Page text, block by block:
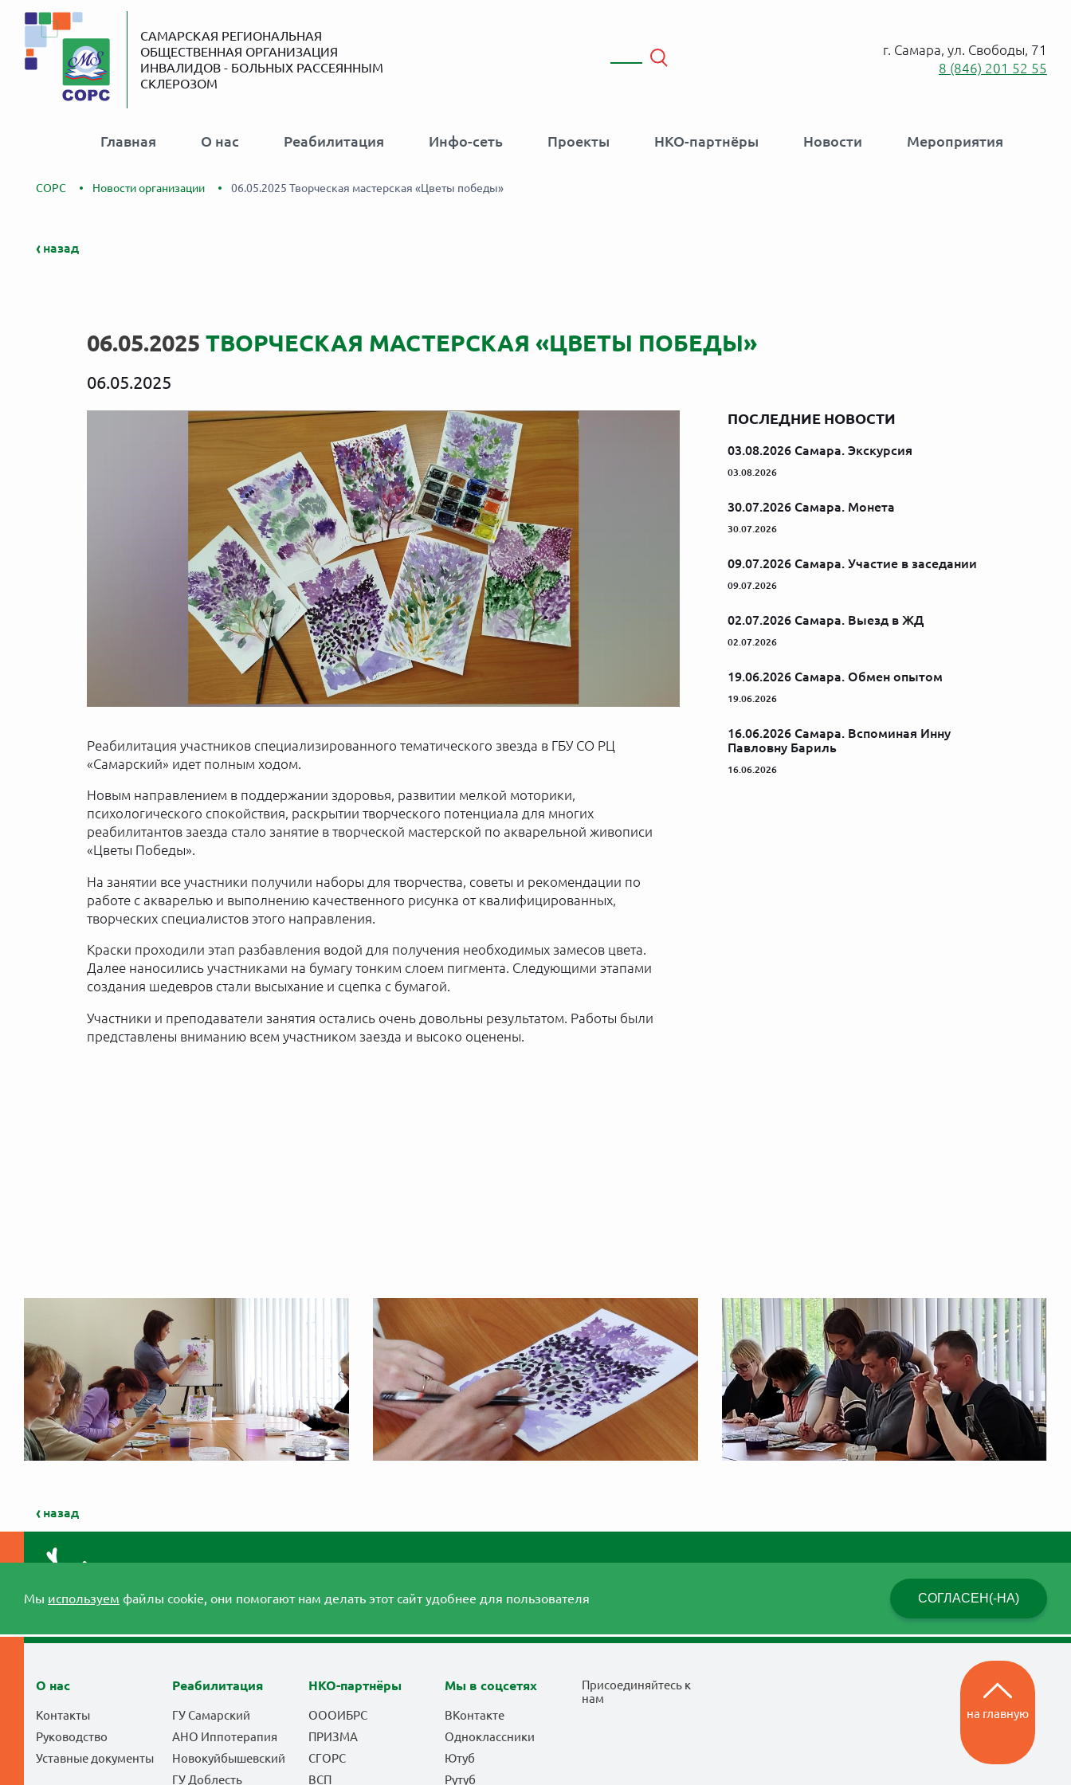
САМАРСКАЯ РЕГИОНАЛЬНАЯ
ОБЩЕСТВЕННАЯ ОРГАНИЗАЦИЯ
ИНВАЛИДОВ - БОЛЬНЫХ РАССЕЯННЫМ
СКЛЕРОЗОМ
г. Самара, ул. Свободы, 71
8 (846) 201 52 55
Главная О нас Реабилитация Инфо-сеть Проекты НКО-партнёры Новости Мероприятия
СОРС Новости организации 06.05.2025 Творческая мастерская «Цветы победы»
назад
06.05.2025 ТВОРЧЕСКАЯ МАСТЕРСКАЯ «ЦВЕТЫ ПОБЕДЫ»
06.05.2025
Реабилитация участников специализированного тематического звезда в ГБУ СО РЦ
«Самарский» идет полным ходом.
Новым направлением в поддержании здоровья, развитии мелкой моторики,
психологического спокойствия, раскрытии творческого потенциала для многих
реабилитантов заезда стало занятие в творческой мастерской по акварельной живописи
«Цветы Победы».
На занятии все участники получили наборы для творчества, советы и рекомендации по
работе с акварелью и выполнению качественного рисунка от квалифицированных,
творческих специалистов этого направления.
Краски проходили этап разбавления водой для получения необходимых замесов цвета.
Далее наносились участниками на бумагу тонким слоем пигмента. Следующими этапами
создания шедевров стали высыхание и сцепка с бумагой.
Участники и преподаватели занятия остались очень довольны результатом. Работы были
представлены вниманию всем участником заезда и высоко оценены.
ПОСЛЕДНИЕ НОВОСТИ
03.08.2026 Самара. Экскурсия
03.08.2026
30.07.2026 Самара. Монета
30.07.2026
09.07.2026 Самара. Участие в заседании
09.07.2026
02.07.2026 Самара. Выезд в ЖД
02.07.2026
19.06.2026 Самара. Обмен опытом
19.06.2026
16.06.2026 Самара. Вспоминая Инну
Павловну Бариль
16.06.2026
назад
Мы используем файлы cookie, они помогают нам делать этот сайт удобнее для пользователя СОГЛАСЕН(-НА)
О нас
Контакты
Руководство
Уставные документы
Реабилитация
ГУ Самарский
АНО Иппотерапия
Новокуйбышевский
ГУ Доблесть
НКО-партнёры
ОООИБРС
ПРИЗМА
СГОРС
ВСП
Мы в соцсетях
ВКонтакте
Одноклассники
Ютуб
Рутуб
Присоединяйтесь к
нам
на главную